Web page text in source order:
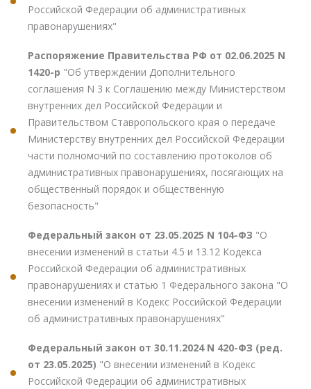
Российской Федерации об административных
правонарушениях"
Распоряжение Правительства РФ от 02.06.2025 N
1420-р "Об утверждении Дополнительного
соглашения N 3 к Соглашению между Министерством
внутренних дел Российской Федерации и
Правительством Ставропольского края о передаче
Министерству внутренних дел Российской Федерации
части полномочий по составлению протоколов об
административных правонарушениях, посягающих на
общественный порядок и общественную
безопасность"
Федеральный закон от 23.05.2025 N 104-ФЗ "О
внесении изменений в статьи 4.5 и 13.12 Кодекса
Российской Федерации об административных
правонарушениях и статью 1 Федерального закона "О
внесении изменений в Кодекс Российской Федерации
об административных правонарушениях"
Федеральный закон от 30.11.2024 N 420-ФЗ (ред.
от 23.05.2025) "О внесении изменений в Кодекс
Российской Федерации об административных